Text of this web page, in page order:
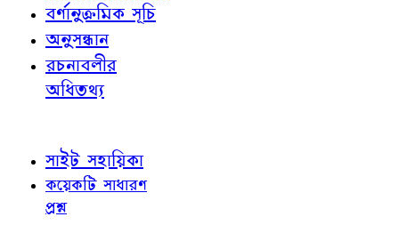
বর্ণানুক্রমিক সূচি
অনুসন্ধান
রচনাবলীর
অধিতথ্য
সাইট সহায়িকা
কয়েকটি সাধারণ
প্রশ্ন